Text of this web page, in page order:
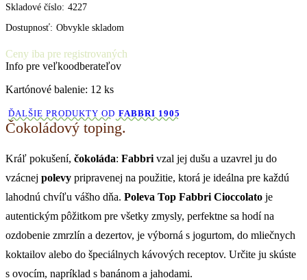
Skladové číslo: 4227
Dostupnosť: Obvykle skladom
Ceny iba pre registrovaných
Info pre veľkoodberateľov
Kartónové balenie: 12 ks
ĎALŠIE PRODUKTY OD FABBRI 1905
Čokoládový toping.
Kráľ pokušení, čokoláda: Fabbri vzal jej dušu a uzavrel ju do
vzácnej polevy pripravenej na použitie, ktorá je ideálna pre každú
lahodnú chvíľu vášho dňa. Poleva Top Fabbri Cioccolato je
autentickým pôžitkom pre všetky zmysly, perfektne sa hodí na
ozdobenie zmrzlín a dezertov, je výborná s jogurtom, do mliečnych
koktailov alebo do špeciálnych kávových receptov. Určite ju skúste
s ovocím, napríklad s banánom a jahodami.